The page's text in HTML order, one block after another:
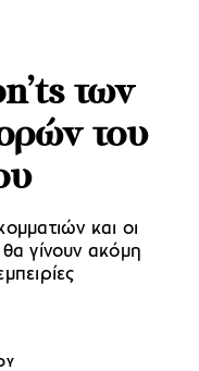
των
του
και οι
γίνουν ακόμη